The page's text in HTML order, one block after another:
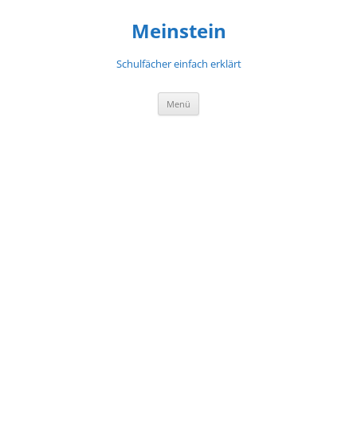
Meinstein
Schulfächer einfach erklärt
Menü